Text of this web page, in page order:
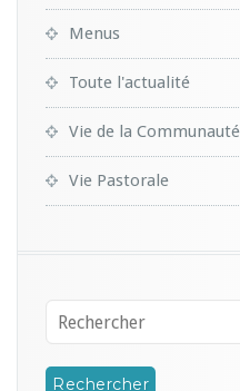
Menus
Toute l'actualité
Vie de la
Vie Pastorale